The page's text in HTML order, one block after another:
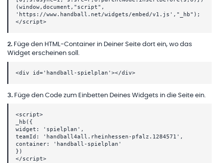
(window,document,"script",
'https://www.handball.net/widgets/embed/v1.js',"_hb");
</script>
2. Füge den HTML-Container in Deiner Seite dort ein, wo das
Widget erscheinen soll.
<div id='handball-spielplan'></div>
3. Füge den Code zum Einbetten Deines Widgets in die Seite ein.
<script>
_hb({
widget: 'spielplan',
teamId: 'handball4all.rheinhessen-pfalz.1284571',
container: 'handball-spielplan'
})
</script>